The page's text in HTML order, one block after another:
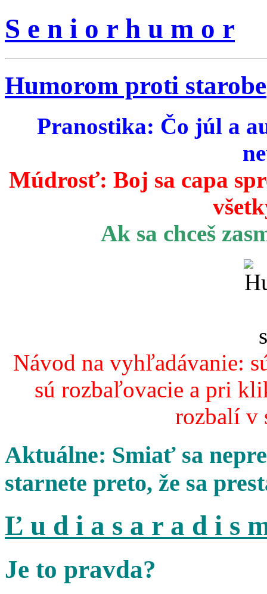
S e n i o r h u m o r
Humorom proti starobe
Pranostika: Čo júl a
Múdrosť: Boj sa capa
Ak sa chceš
Návod na vyhľadávanie:
sú rozbaľovacie a pri
rozbalí v
Aktuálne: Smiať sa
starnete preto, že sa
Ľ u d i a s a r a d i s
Je to pravda?